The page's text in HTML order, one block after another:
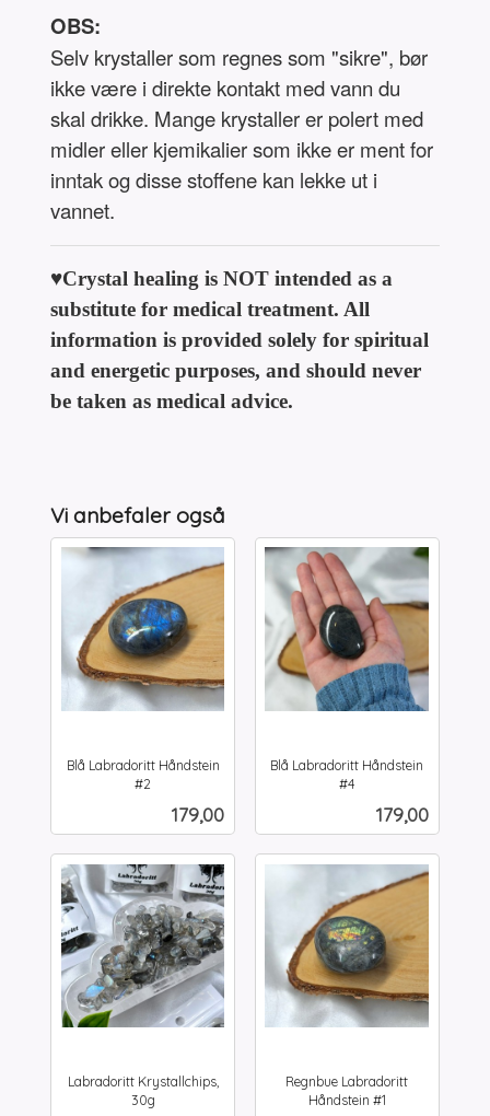
OBS:
Selv krystaller som regnes som "sikre", bør
ikke være i direkte kontakt med vann du
skal drikke. Mange krystaller er polert med
midler eller kjemikalier som ikke er ment for
inntak og disse stoffene kan lekke ut i
vannet.
♥Crystal healing is NOT intended as a
substitute for medical treatment. All
information is provided solely for spiritual
and energetic purposes, and should never
be taken as medical advice.
Vi anbefaler også
Blå Labradoritt Håndstein
#2
Pris
179,00
Blå Labradoritt Håndstein
#4
Pris
179,00
Labradoritt Krystallchips,
30g
Regnbue Labradoritt
Håndstein #1